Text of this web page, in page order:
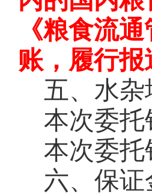
《粮食流
账，履行
五、水
本次委
本次委
六、保